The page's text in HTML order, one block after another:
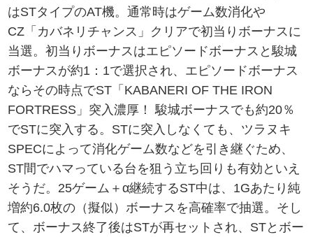
はSTタイプのAT機。通常時はゲーム数消化や
CZ「カバネリチャンス」クリアで初当りボーナスに
当選。初当りボーナスはエピソードボーナスと駿城
ボーナスが約1：1で選択され、エピソードボーナス
ならその時点でST「KABANERI OF THE IRON
FORTRESS」突入濃厚！ 駿城ボーナスでも約20％
でSTに突入する。STに突入しなくても、ツラヌキ
SPECによって消化ゲーム数などを引き継ぐため、
ST間でハマっている台を狙う立ち回りも有効といえ
そうだ。25ゲーム＋α継続するST中は、1Gあたり純
増約6.0枚の（擬似）ボーナスを高確率で抽選。そし
て、ボーナス終了後はSTが再セットされ、STとボー